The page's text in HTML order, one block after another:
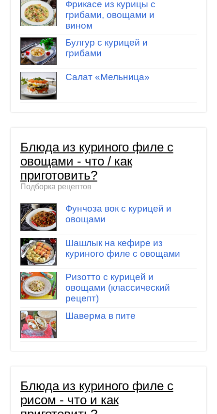
Фрикасе из курицы с
грибами, овощами и
вином
Булгур с курицей и
грибами
Салат «Мельница»
Блюда из куриного филе с
овощами - что / как
приготовить?
Подборка рецептов
Фунчоза вок с курицей и
овощами
Шашлык на кефире из
куриного филе с овощами
Ризотто с курицей и
овощами (классический
рецепт)
Шаверма в пите
Блюда из куриного филе с
рисом - что и как